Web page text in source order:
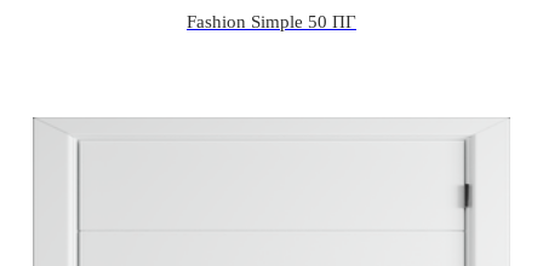
Fashion Simple 50 ПГ